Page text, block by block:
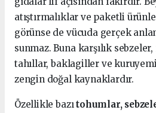
atıştırmalıklar ve paketli
görünse de vücuda gerçek
sunmaz. Buna karşılık
tahıllar, baklagiller ve
zengin doğal kaynaklardır.
Özellikle bazıtohumlar,